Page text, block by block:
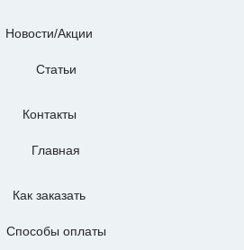
Новости/Акции
Статьи
Контакты
Главная
Как заказать
Способы оплаты